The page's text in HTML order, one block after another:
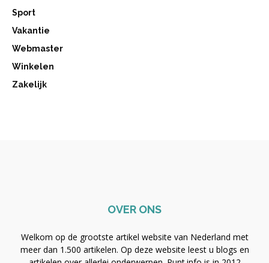
Sport
Vakantie
Webmaster
Winkelen
Zakelijk
OVER ONS
Welkom op de grootste artikel website van Nederland met
meer dan 1.500 artikelen. Op deze website leest u blogs en